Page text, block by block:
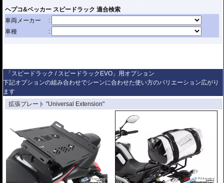
「スピードラック / スピードラックEVO」用オプション
下記オプションの組み合わせでシーンに合わせた使い方のバリエーション広がり
ます
拡張プレート "Universal Extension"